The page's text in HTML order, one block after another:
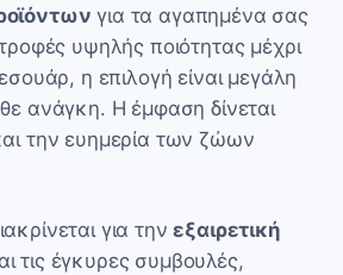
για τα αγαπημένα σας
υψηλής ποιότητας μέχρι
η επιλογή είναι μεγάλη
ανάγκη. Η έμφαση δίνεται
την ευημερία των ζώων
για τηνεξαιρετική
τις έγκυρες συμβουλές,